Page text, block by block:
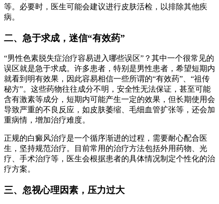
等。必要时，医生可能会建议进行皮肤活检，以排除其他疾
病。
二、急于求成，迷信“有效药”
“男性色素脱失症治疗容易进入哪些误区”？其中一个很常见的
误区就是急于求成。许多患者，特别是男性患者，希望短期内
就看到明有效果，因此容易相信一些所谓的“有效药”、“祖传
秘方”。这些药物往往成分不明，安全性无法保证，甚至可能
含有激素等成分，短期内可能产生一定的效果，但长期使用会
导致严重的不良反应，如皮肤萎缩、毛细血管扩张等，还会加
重病情，增加治疗难度。
正规的白癜风治疗是一个循序渐进的过程，需要耐心配合医
生，坚持规范治疗。目前常用的治疗方法包括外用药物、光
疗、手术治疗等，医生会根据患者的具体情况制定个性化的治
疗方案。
三、忽视心理因素，压力过大